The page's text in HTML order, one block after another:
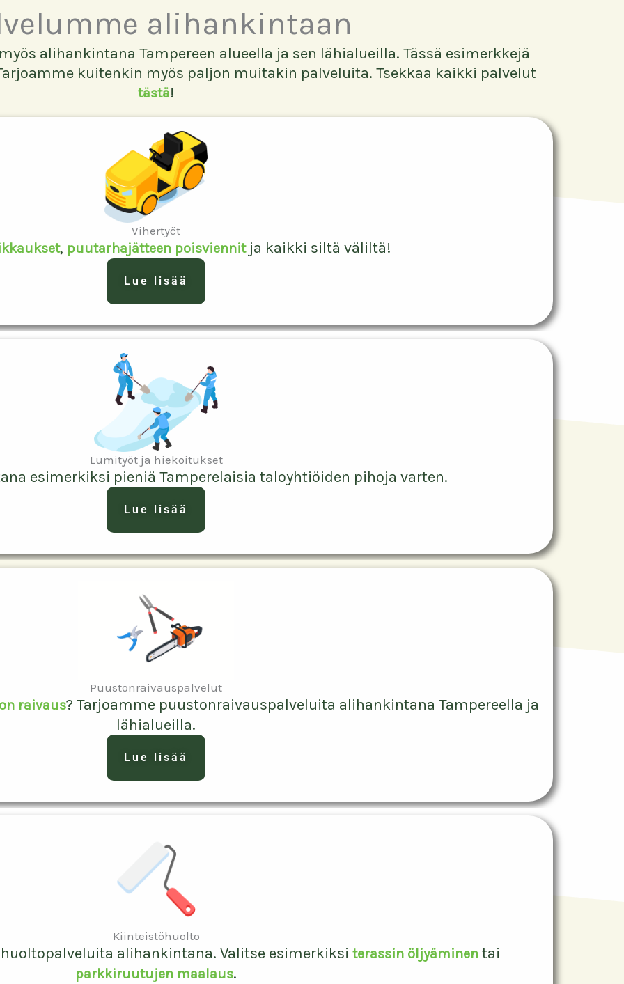
alihankintaan
alihankintana Tampereen alueella ja sen lähialueilla. Tässä esimerkkejä
kuitenkin myös paljon muitakin palveluita. Tsekkaa kaikki palvelut
tästä!
Vihertyöt
, puutarhajätteen poisviennitja kaikki siltä väliltä!
Lue lisää
Lumityöt ja hiekoitukset
esimerkiksi pieniä Tamperelaisia taloyhtiöiden pihoja varten.
Lue lisää
Puustonraivauspalvelut
raivaus? Tarjoamme puustonraivauspalveluita alihankintana Tampereella ja
lähialueilla.
Lue lisää
Kiinteistöhuolto
alihankintana. Valitse esimerkiksi terassin öljyäminentai
parkkiruutujen maalaus.